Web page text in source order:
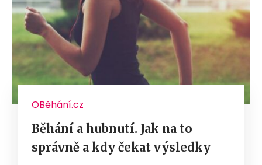
OBěhání.cz
Běhání a hubnutí. Jak na to
správně a kdy čekat výsledky